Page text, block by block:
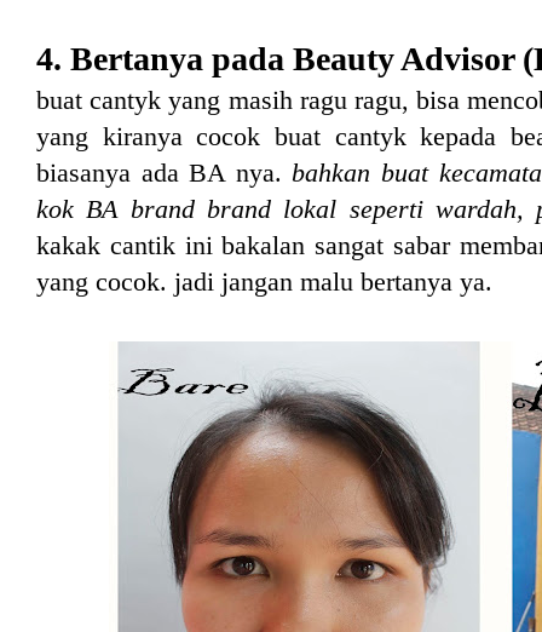
4. Bertanya pada Beauty Advisor
buat cantyk yang masih ragu ragu, bisa
yang kiranya cocok buat cantyk kepada
biasanya ada BA nya. bahkan buat
kok BA brand brand lokal seperti
kakak cantik ini bakalan sangat sabar
yang cocok. jadi jangan malu bertanya ya.